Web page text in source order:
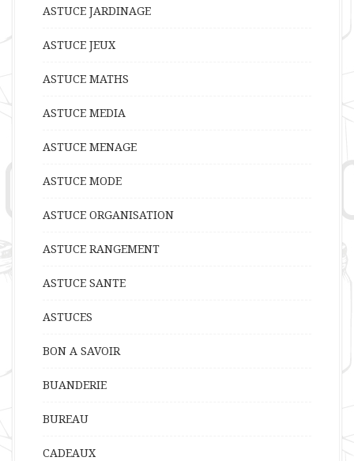
ASTUCE JARDINAGE
ASTUCE JEUX
ASTUCE MATHS
ASTUCE MEDIA
ASTUCE MENAGE
ASTUCE MODE
ASTUCE ORGANISATION
ASTUCE RANGEMENT
ASTUCE SANTE
ASTUCES
BON A SAVOIR
BUANDERIE
BUREAU
CADEAUX